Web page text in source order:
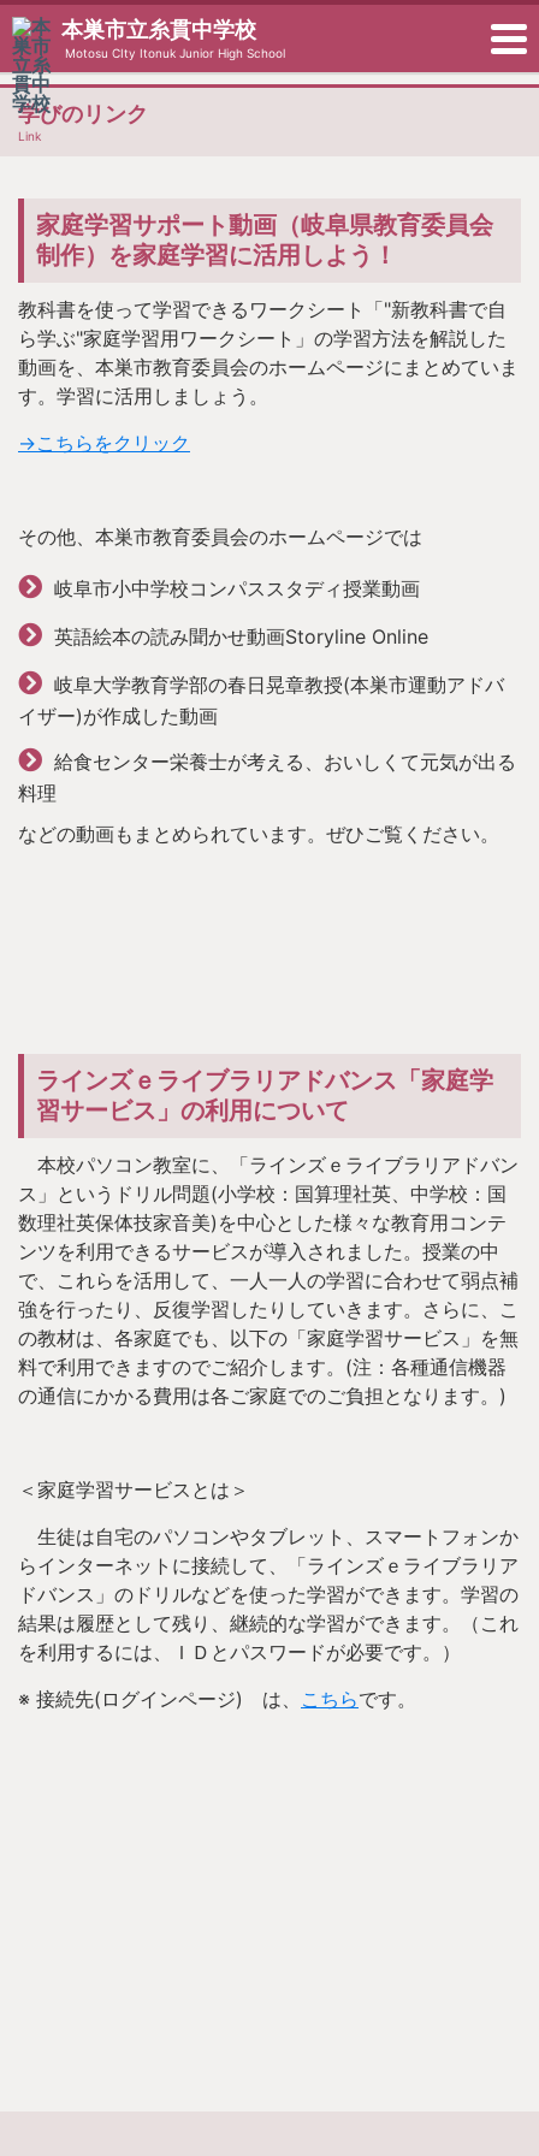
本巣市立糸貫中学校
Motosu CIty Itonuk Junior High School
学びのリンク
Link
家庭学習サポート動画（岐阜県教育委員会
制作）を家庭学習に活用しよう！
教科書を使って学習できるワークシート「"新教科書で自
ら学ぶ"家庭学習用ワークシート」の学習方法を解説した
動画を、本巣市教育委員会のホームページにまとめていま
す。学習に活用しましょう。
→こちらをクリック
その他、本巣市教育委員会のホームページでは
岐阜市小中学校コンパススタディ授業動画
英語絵本の読み聞かせ動画Storyline Online
岐阜大学教育学部の春日晃章教授(本巣市運動アドバ
イザー)が作成した動画
給食センター栄養士が考える、おいしくて元気が出る
料理
などの動画もまとめられています。ぜひご覧ください。
ラインズｅライブラリアドバンス「家庭学
習サービス」の利用について
本校パソコン教室に、「ラインズｅライブラリアドバン
ス」というドリル問題(小学校：国算理社英、中学校：国
数理社英保体技家音美)を中心とした様々な教育用コンテ
ンツを利用できるサービスが導入されました。授業の中
で、これらを活用して、一人一人の学習に合わせて弱点補
強を行ったり、反復学習したりしていきます。さらに、こ
の教材は、各家庭でも、以下の「家庭学習サービス」を無
料で利用できますのでご紹介します。(注：各種通信機器
の通信にかかる費用は各ご家庭でのご負担となります。)
＜家庭学習サービスとは＞
生徒は自宅のパソコンやタブレット、スマートフォンか
らインターネットに接続して、「ラインズｅライブラリア
ドバンス」のドリルなどを使った学習ができます。学習の
結果は履歴として残り、継続的な学習ができます。（これ
を利用するには、ＩＤとパスワードが必要です。）
※ 接続先(ログインページ) は、 こちらです。